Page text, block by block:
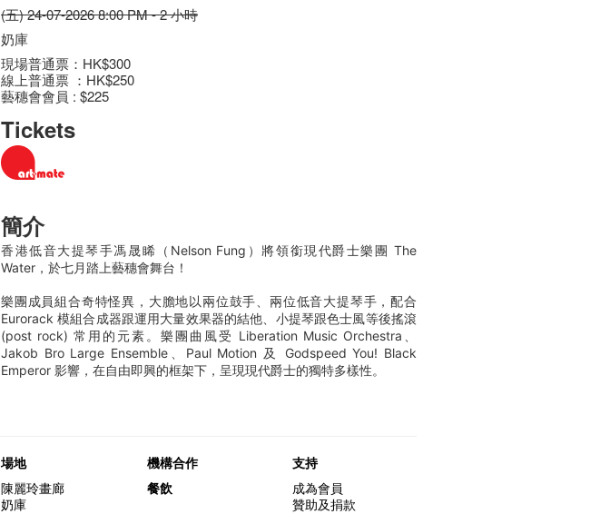
(五) 24-07-2026 8:00 PM - 2 小時
奶庫
現場普通票：HK$300
線上普通票 ：HK$250
藝穗會會員 : $225
Tickets
簡介
香港低音大提琴手馮晟睎（Nelson Fung）將領銜現代爵士樂團 The
Water，於七月踏上藝穗會舞台！
樂團成員組合奇特怪異，大膽地以兩位鼓手、兩位低音大提琴手，配合
Eurorack 模組合成器跟運用大量效果器的結他、小提琴跟色士風等後搖滾
(post rock) 常用的元素。樂團曲風受 Liberation Music Orchestra、
Jakob Bro Large Ensemble、Paul Motion 及 Godspeed You! Black
Emperor 影響，在自由即興的框架下，呈現現代爵士的獨特多樣性。
場地
陳麗玲畫廊
奶庫
機構合作
餐飲
支持
成為會員
贊助及捐款